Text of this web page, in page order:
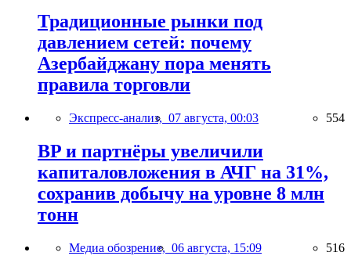
Традиционные рынки под
давлением сетей: почему
Азербайджану пора менять
правила торговли
Экспресс-анализ, 07 августа, 00:03 554
BP и партнёры увеличили
капиталовложения в АЧГ на 31%,
сохранив добычу на уровне 8 млн
тонн
Медиа обозрение, 06 августа, 15:09 516